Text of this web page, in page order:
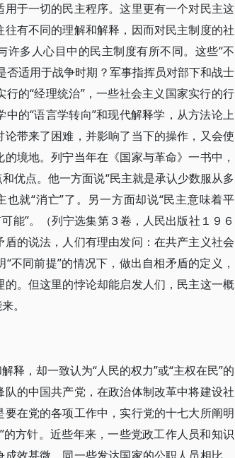
于一切的民主程序。这里更有一个对民主这
有不同的理解和解释，因而对民主制度的社
许多人心目中的民主制度有所不同。这些“不
否适用于战争时期？军事指挥员对部下和战士
的“经理统治”，一些社会主义国家实行的行
的“语言学转向”和现代解释学，从方法论上
带来了困难，并影响了当下的操作，又会使
境地。列宁当年在《国家与革命》一书中，
优点。他一方面说“民主就是承认少数服从多
就“消亡”了。另一方面却说“民主意味着平
能”。（列宁选集第３卷，人民出版社１９６
的说法，人们有理由发问：在共产主义社会
不同前提”的情况下，做出自相矛盾的定义，
。但这里的悖论却能启发人们，民主这一概
。
释，却一致认为“人民的权力”或“主权在民”的
的中国共产党，在政治体制改革中将建设社
在党的各项工作中，实行党的十七大所阐明
方针。近些年来，一些党政工作人员和知识